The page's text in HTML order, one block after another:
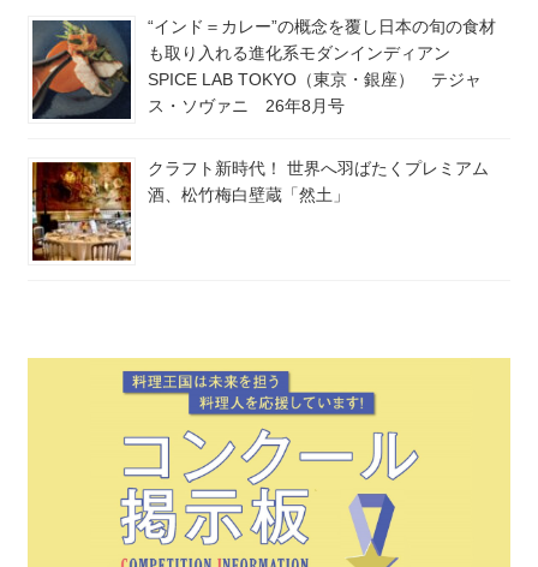
“インド＝カレー”の概念を覆し日本の旬の食材
も取り入れる進化系モダンインディアン
SPICE LAB TOKYO（東京・銀座） テジャ
ス・ソヴァニ 26年8月号
クラフト新時代！ 世界へ羽ばたくプレミアム
酒、松竹梅白壁蔵「然土」